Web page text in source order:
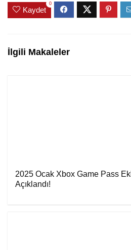
Kaydet
0
İlgili Makaleler
2025 Ocak Xbox Game Pass
Açıklandı!